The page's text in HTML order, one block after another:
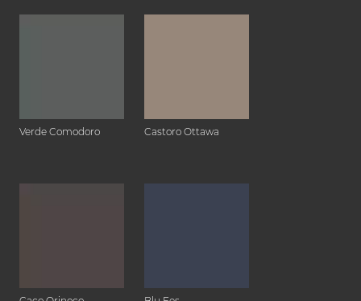
Verde Comodoro Castoro Ottawa